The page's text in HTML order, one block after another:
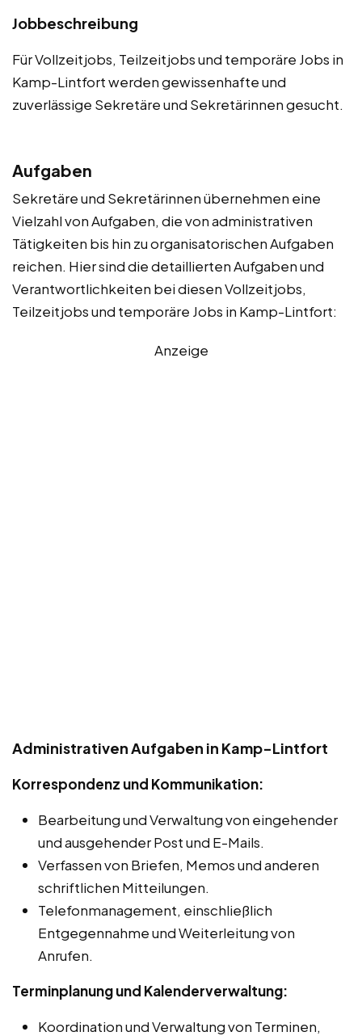
Jobbeschreibung
Für Vollzeitjobs, Teilzeitjobs und temporäre Jobs in
Kamp-Lintfort werden gewissenhafte und
zuverlässige Sekretäre und Sekretärinnen gesucht.
Aufgaben
Sekretäre und Sekretärinnen übernehmen eine
Vielzahl von Aufgaben, die von administrativen
Tätigkeiten bis hin zu organisatorischen Aufgaben
reichen. Hier sind die detaillierten Aufgaben und
Verantwortlichkeiten bei diesen Vollzeitjobs,
Teilzeitjobs und temporäre Jobs in Kamp-Lintfort:
Anzeige
Administrativen Aufgaben in Kamp-Lintfort
Korrespondenz und Kommunikation:
Bearbeitung und Verwaltung von eingehender
und ausgehender Post und E-Mails.
Verfassen von Briefen, Memos und anderen
schriftlichen Mitteilungen.
Telefonmanagement, einschließlich
Entgegennahme und Weiterleitung von
Anrufen.
Terminplanung und Kalenderverwaltung:
Koordination und Verwaltung von Terminen,